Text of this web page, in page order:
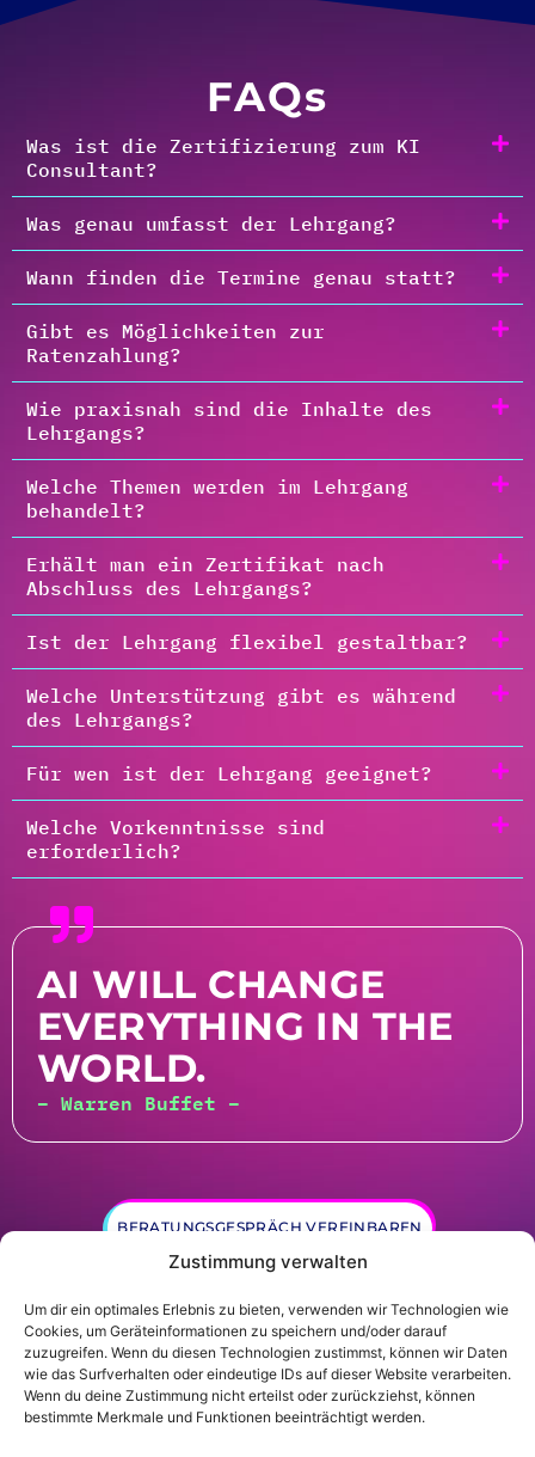
Zustimmung verwalten
Um dir ein optimales Erlebnis zu bieten, verwenden wir Technologien wie
Cookies, um Geräteinformationen zu speichern und/oder darauf
zuzugreifen. Wenn du diesen Technologien zustimmst, können wir Daten
wie das Surfverhalten oder eindeutige IDs auf dieser Website verarbeiten.
Wenn du deine Zustimmung nicht erteilst oder zurückziehst, können
bestimmte Merkmale und Funktionen beeinträchtigt werden.
FAQs
Was ist die Zertifizierung zum KI
Consultant?
Was genau umfasst der Lehrgang?
Wann finden die Termine genau statt?
Gibt es Möglichkeiten zur
Ratenzahlung?
Wie praxisnah sind die Inhalte des
Lehrgangs?
Welche Themen werden im Lehrgang
behandelt?
Erhält man ein Zertifikat nach
Abschluss des Lehrgangs?
Ist der Lehrgang flexibel gestaltbar?
Welche Unterstützung gibt es während
des Lehrgangs?
Für wen ist der Lehrgang geeignet?
Welche Vorkenntnisse sind
erforderlich?
AI WILL CHANGE
EVERYTHING IN THE
WORLD.
– Warren Buffet –
BERATUNGSGESPRÄCH VEREINBAREN
© Gründer.de GmbH |Datenschutz|Impressum